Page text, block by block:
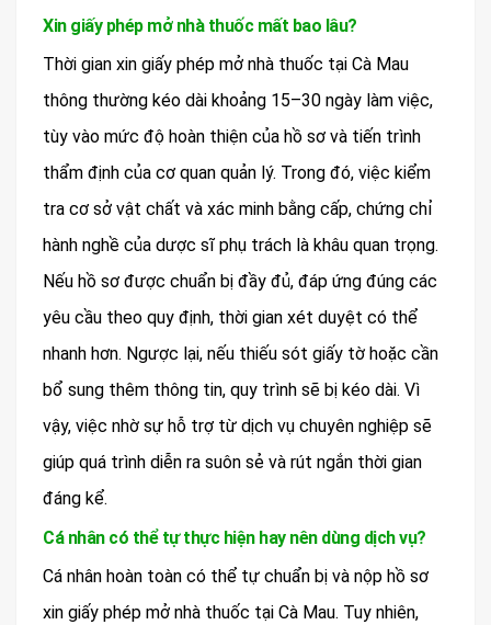
Xin giấy phép mở nhà thuốc mất bao lâu?
Thời gian xin giấy phép mở nhà thuốc tại Cà Mau
thông thường kéo dài khoảng 15–30 ngày làm việc,
tùy vào mức độ hoàn thiện của hồ sơ và tiến trình
thẩm định của cơ quan quản lý. Trong đó, việc kiểm
tra cơ sở vật chất và xác minh bằng cấp, chứng chỉ
hành nghề của dược sĩ phụ trách là khâu quan trọng.
Nếu hồ sơ được chuẩn bị đầy đủ, đáp ứng đúng các
yêu cầu theo quy định, thời gian xét duyệt có thể
nhanh hơn. Ngược lại, nếu thiếu sót giấy tờ hoặc cần
bổ sung thêm thông tin, quy trình sẽ bị kéo dài. Vì
vậy, việc nhờ sự hỗ trợ từ dịch vụ chuyên nghiệp sẽ
giúp quá trình diễn ra suôn sẻ và rút ngắn thời gian
đáng kể.
Cá nhân có thể tự thực hiện hay nên dùng dịch vụ?
Cá nhân hoàn toàn có thể tự chuẩn bị và nộp hồ sơ
xin giấy phép mở nhà thuốc tại Cà Mau. Tuy nhiên,